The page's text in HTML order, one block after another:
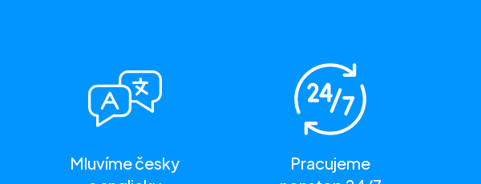
Mluvíme česky
Pracujeme